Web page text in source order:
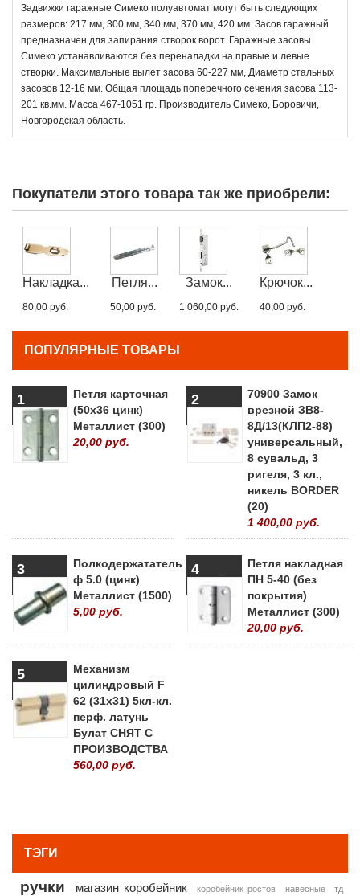
Задвижки гаражные Симеко полуавтомат могут быть следующих
размеров: 217 мм, 300 мм, 340 мм, 370 мм, 420 мм. Засов гаражный
предназначен для запирания створок ворот. Гаражные засовы
Симеко устанавливаются без переналадки на правые и левые
створки. Максимальные вылет засова 60-227 мм, Диаметр стальных
засовов 12-16 мм. Общая площадь поперечного сечения засова 113-
201 кв.мм. Масса 467-1051 гр. Производитель Симеко, Боровичи,
Новгородская область.
Покупатели этого товара так же приобрели:
Накладка...
80,00 руб.
Петля...
50,00 руб.
Замок...
1 060,00 руб.
Крючок...
40,00 руб.
ПОПУЛЯРНЫЕ ТОВАРЫ
1
Петля карточная
(50х36 цинк)
Металлист (300)
20,00 руб.
2
70900 Замок
врезной ЗВ8-
8Д/13(КЛП2-88)
универсальный,
8 сувальд, 3
ригеля, 3 кл.,
никель BORDER
(20)
1 400,00 руб.
3
Полкодержататель
ф 5.0 (цинк)
Металлист (1500)
5,00 руб.
4
Петля накладная
ПН 5-40 (без
покрытия)
Металлист (300)
20,00 руб.
5
Механизм
цилиндровый F
62 (31х31) 5кл-кл.
перф. латунь
Булат СНЯТ С
ПРОИЗВОДСТВА
560,00 руб.
ТЭГИ
ручки магазин коробейник коробейник ростов навесные
тд